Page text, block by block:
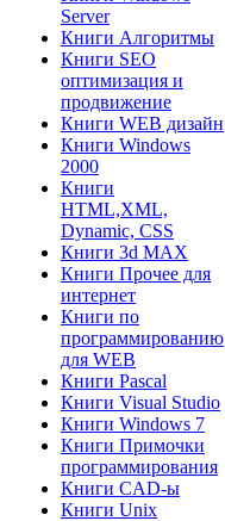
Server
Книги Алгоритмы
Книги SEO
оптимизация и
продвижение
Книги WEB дизайн
Книги Windows
2000
Книги
HTML,XML,
Dynamic, CSS
Книги 3d MAX
Книги Прочее для
интернет
Книги по
программированию
для WEB
Книги Pascal
Книги Visual Studio
Книги Windows 7
Книги Примочки
программирования
Книги CAD-ы
Книги Unix